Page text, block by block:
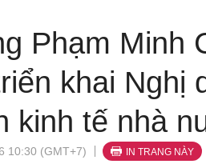
Phạm Minh
khai Nghị
kinh tế nhà
10:30 (GMT+7) IN TRANG NÀY